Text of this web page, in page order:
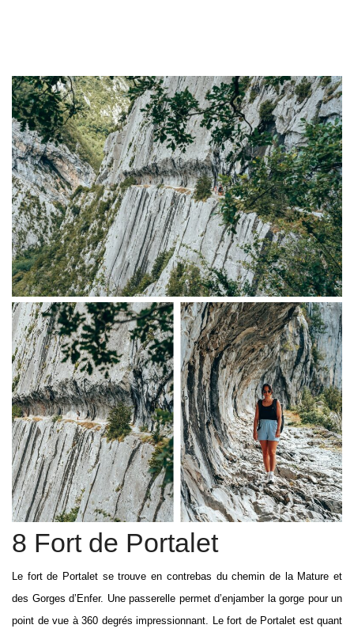
8 Fort de Portalet
Le fort de Portalet se trouve en contrebas du chemin de la Mature et
des Gorges d’Enfer. Une passerelle permet d’enjamber la gorge pour un
point de vue à 360 degrés impressionnant. Le fort de Portalet est quant